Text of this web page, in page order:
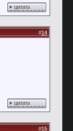
цитата
#14
цитата
#15